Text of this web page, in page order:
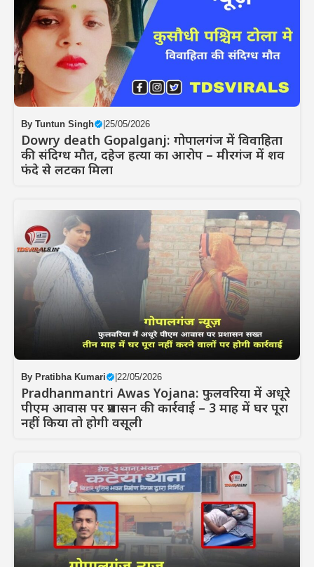
By Tuntun Singh |25/05/2026
Dowry death Gopalganj: गोपालगंज में विवाहिता
की संदिग्ध मौत, दहेज हत्या का आरोप – मीरगंज में शव
फंदे से लटका मिला
By Pratibha Kumari 22/05/2026
Pradhanmantri Awas Yojana: फुलवरिया में अधूरे
पीएम आवास पर प्रशासन की कार्रवाई – 3 माह में घर पूरा
नहीं किया तो होगी वसूली